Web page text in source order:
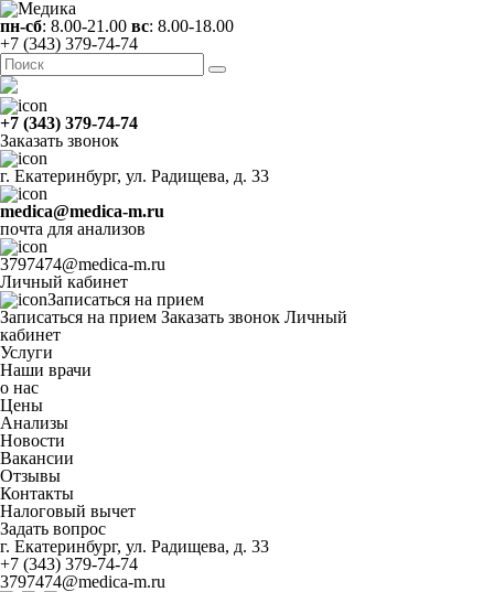
пн-сб: 8.00-21.00 вс: 8.00-18.00
+7 (343) 379-74-74
+7 (343) 379-74-74
Заказать звонок
г. Екатеринбург, ул. Радищева, д. 33
medica@medica-m.ru
почта для анализов
3797474@medica-m.ru
Личный кабинет
Записаться на прием
Записаться на прием Заказать звонок Личный
кабинет
Услуги
Наши врачи
о нас
Цены
Анализы
Новости
Вакансии
Отзывы
Контакты
Налоговый вычет
Задать вопрос
г. Екатеринбург, ул. Радищева, д. 33
+7 (343) 379-74-74
3797474@medica-m.ru